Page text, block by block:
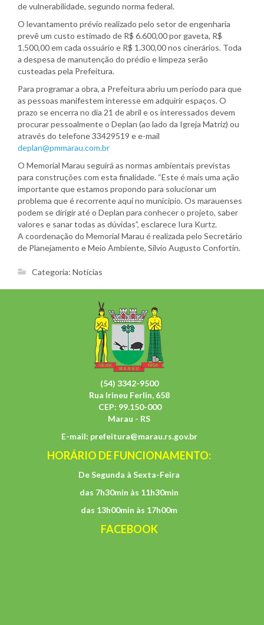
de vulnerabilidade, segundo norma federal.
O levantamento prévio realizado pelo setor de engenharia
prevê um custo estimado de R$ 6.600,00 por gaveta, R$
1.500,00 em cada ossuário e R$ 1.300,00 nos cinerários. Toda
a despesa de manutenção do prédio e limpeza serão
custeadas pela Prefeitura.
Para programar a obra, a Prefeitura abriu um período para que
as pessoas manifestem interesse em adquirir espaços. O
prazo se encerra no dia 21 de abril e os interessados devem
procurar pessoalmente o Deplan (ao lado da Igreja Matriz) ou
através do telefone 33429519 e e-mail
deplan@pmmarau.com.br
O Memorial Marau seguirá as normas ambientais previstas
para construções com esta finalidade. “Este é mais uma ação
importante que estamos propondo para solucionar um
problema que é recorrente aqui no município. Os marauenses
podem se dirigir até o Deplan para conhecer o projeto, saber
valores e sanar todas as dúvidas”, esclarece Iura Kurtz.
A coordenação do Memorial Marau é realizada pelo Secretário
de Planejamento e Meio Ambiente, Sílvio Augusto Confortin.
Categoria: Notícias
(54) 3342-9500
Rua Irineu Ferlin, 658
CEP: 99.150-000
Marau - RS
E-mail: prefeitura@marau.rs.gov.br
HORÁRIO DE FUNCIONAMENTO:
De Segunda à Sexta-Feira
das 7h30min às 11h30min
das 13h00min às 17h00m
FACEBOOK